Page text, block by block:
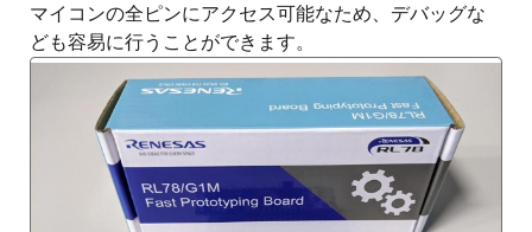
マイコンの全ピンにアクセス可能なため、デバッグな
ども容易に行うことができます。